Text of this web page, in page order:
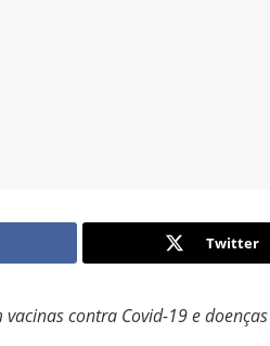
Twitter
contra Covid-19 e doenças